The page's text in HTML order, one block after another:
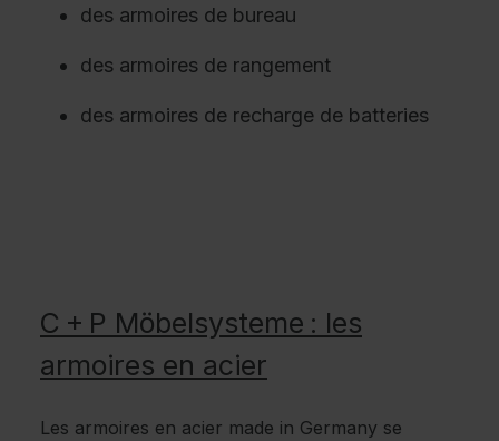
des armoires de bureau
des armoires de rangement
des armoires de recharge de batteries
C + P Möbelsysteme : les
armoires en acier
Les armoires en acier made in Germany se